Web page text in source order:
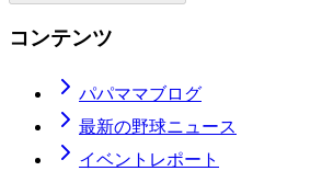
コンテンツ
パパママブログ
最新の野球ニュース
イベントレポート